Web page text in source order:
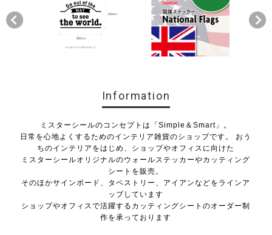
Information
ミスターシールのコンセプトは「Simple＆Smart」。
日常を心地よくするためのインテリア雑貨のショップです。 おう
ちのインテリアをはじめ、ショップやオフィスに向けた
ミスターシールオリジナルのウォールステッカーやカッティング
シートを販売。
そのほかサインボード、タペストリー、アイアンなどをラインア
ップしています
ショップやオフィスで活躍するカッティングシートのオーダー制
作を承っております